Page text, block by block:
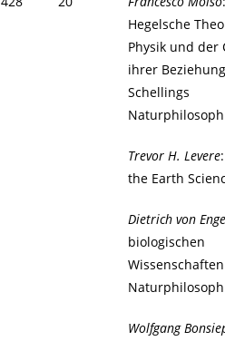
Hegelsche
Physik und der
ihrer
Schellings
Trevor H. Levere
the Earth
Dietrich von
biologischen
Wolfgang